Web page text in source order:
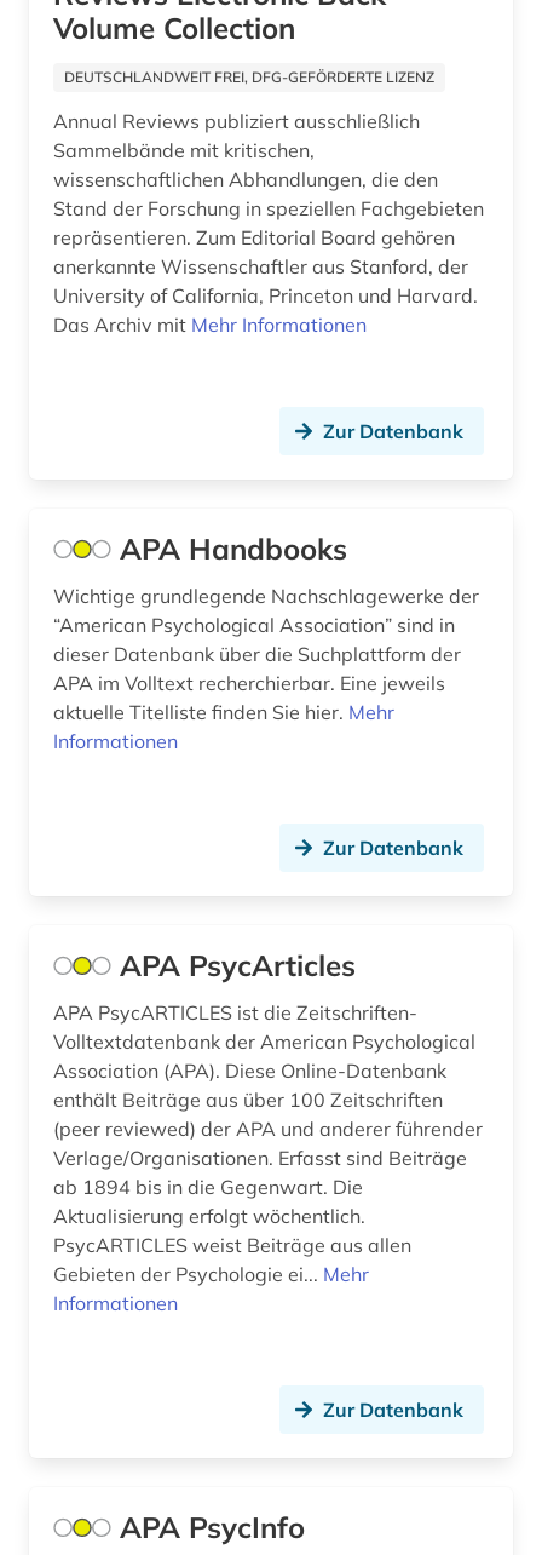
gesundheitswissenschaft (1)
gesundheitswissenschaften (2)
gesundheitsökonomie (1)
großbritannien (3)
heranwachsen (1)
hirnforschung (1)
historischer materialismus (1)
hochschul- und universitätswesen (1)
human-computer interface (1)
immigration (1)
inklusion &lt;soziologie&gt; (1)
internationales strafrecht (1)
japan (1)
jugend (2)
jugendforschung (1)
jugendhilfe (2)
kindertagesstätte (1)
Volume Collection
DEUTSCHLANDWEIT FREI, DFG-GEFÖRDERTE LIZENZ
Annual Reviews publiziert ausschließlich
Sammelbände mit kritischen,
wissenschaftlichen Abhandlungen, die den
Stand der Forschung in speziellen Fachgebieten
repräsentieren. Zum Editorial Board gehören
anerkannte Wissenschaftler aus Stanford, der
University of California, Princeton und Harvard.
Das Archiv mit Mehr Informationen
Zur Datenbank
APA Handbooks
Wichtige grundlegende Nachschlagewerke der
“American Psychological Association” sind in
dieser Datenbank über die Suchplattform der
APA im Volltext recherchierbar. Eine jeweils
aktuelle Titelliste finden Sie hier. Mehr
Informationen
Zur Datenbank
APA PsycArticles
APA PsycARTICLES ist die Zeitschriften-
Volltextdatenbank der American Psychological
Association (APA). Diese Online-Datenbank
enthält Beiträge aus über 100 Zeitschriften
(peer reviewed) der APA und anderer führender
Verlage/Organisationen. Erfasst sind Beiträge
ab 1894 bis in die Gegenwart. Die
Aktualisierung erfolgt wöchentlich.
PsycARTICLES weist Beiträge aus allen
Gebieten der Psychologie ei... Mehr
Informationen
Zur Datenbank
APA PsycInfo